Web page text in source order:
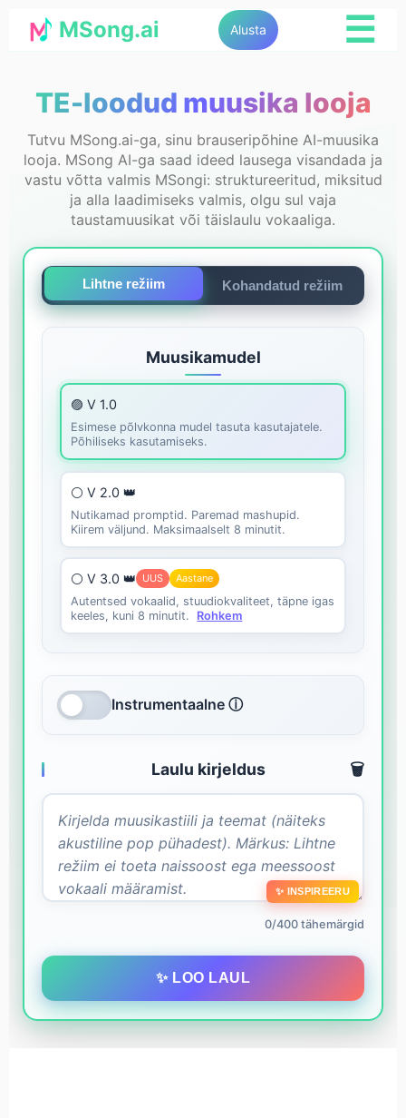
MSong.ai Alusta ☰
TE-loodud muusika looja
Tutvu MSong.ai-ga, sinu brauseripõhine AI-muusika
looja. MSong AI-ga saad ideed lausega visandada ja
vastu võtta valmis MSongi: struktureeritud, miksitud
ja alla laadimiseks valmis, olgu sul vaja
taustamuusikat või täislaulu vokaaliga.
Lihtne režiim Kohandatud režiim
Muusikamudel
🟣 V 1.0
Esimese põlvkonna mudel tasuta kasutajatele.
Põhiliseks kasutamiseks.
⚪ V 2.0 👑
Nutikamad promptid. Paremad mashupid.
Kiirem väljund. Maksimaalselt 8 minutit.
⚪ V 3.0 👑 UUS Aastane
Autentsed vokaalid, stuudiokvaliteet, täpne igas
keeles, kuni 8 minutit.
Rohkem
Instrumentaalne ⓘ
Laulu kirjeldus 🗑️
✨ INSPIREERU
0/400 tähemärgid
✨ LOO LAUL